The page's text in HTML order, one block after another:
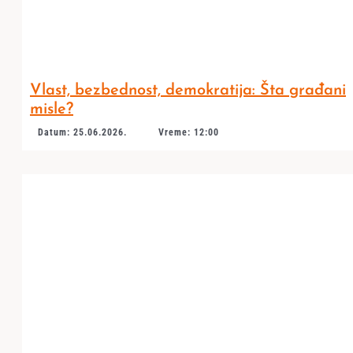
Vlast, bezbednost, demokratija: Šta građani
misle?
Datum: 25.06.2026. Vreme: 12:00